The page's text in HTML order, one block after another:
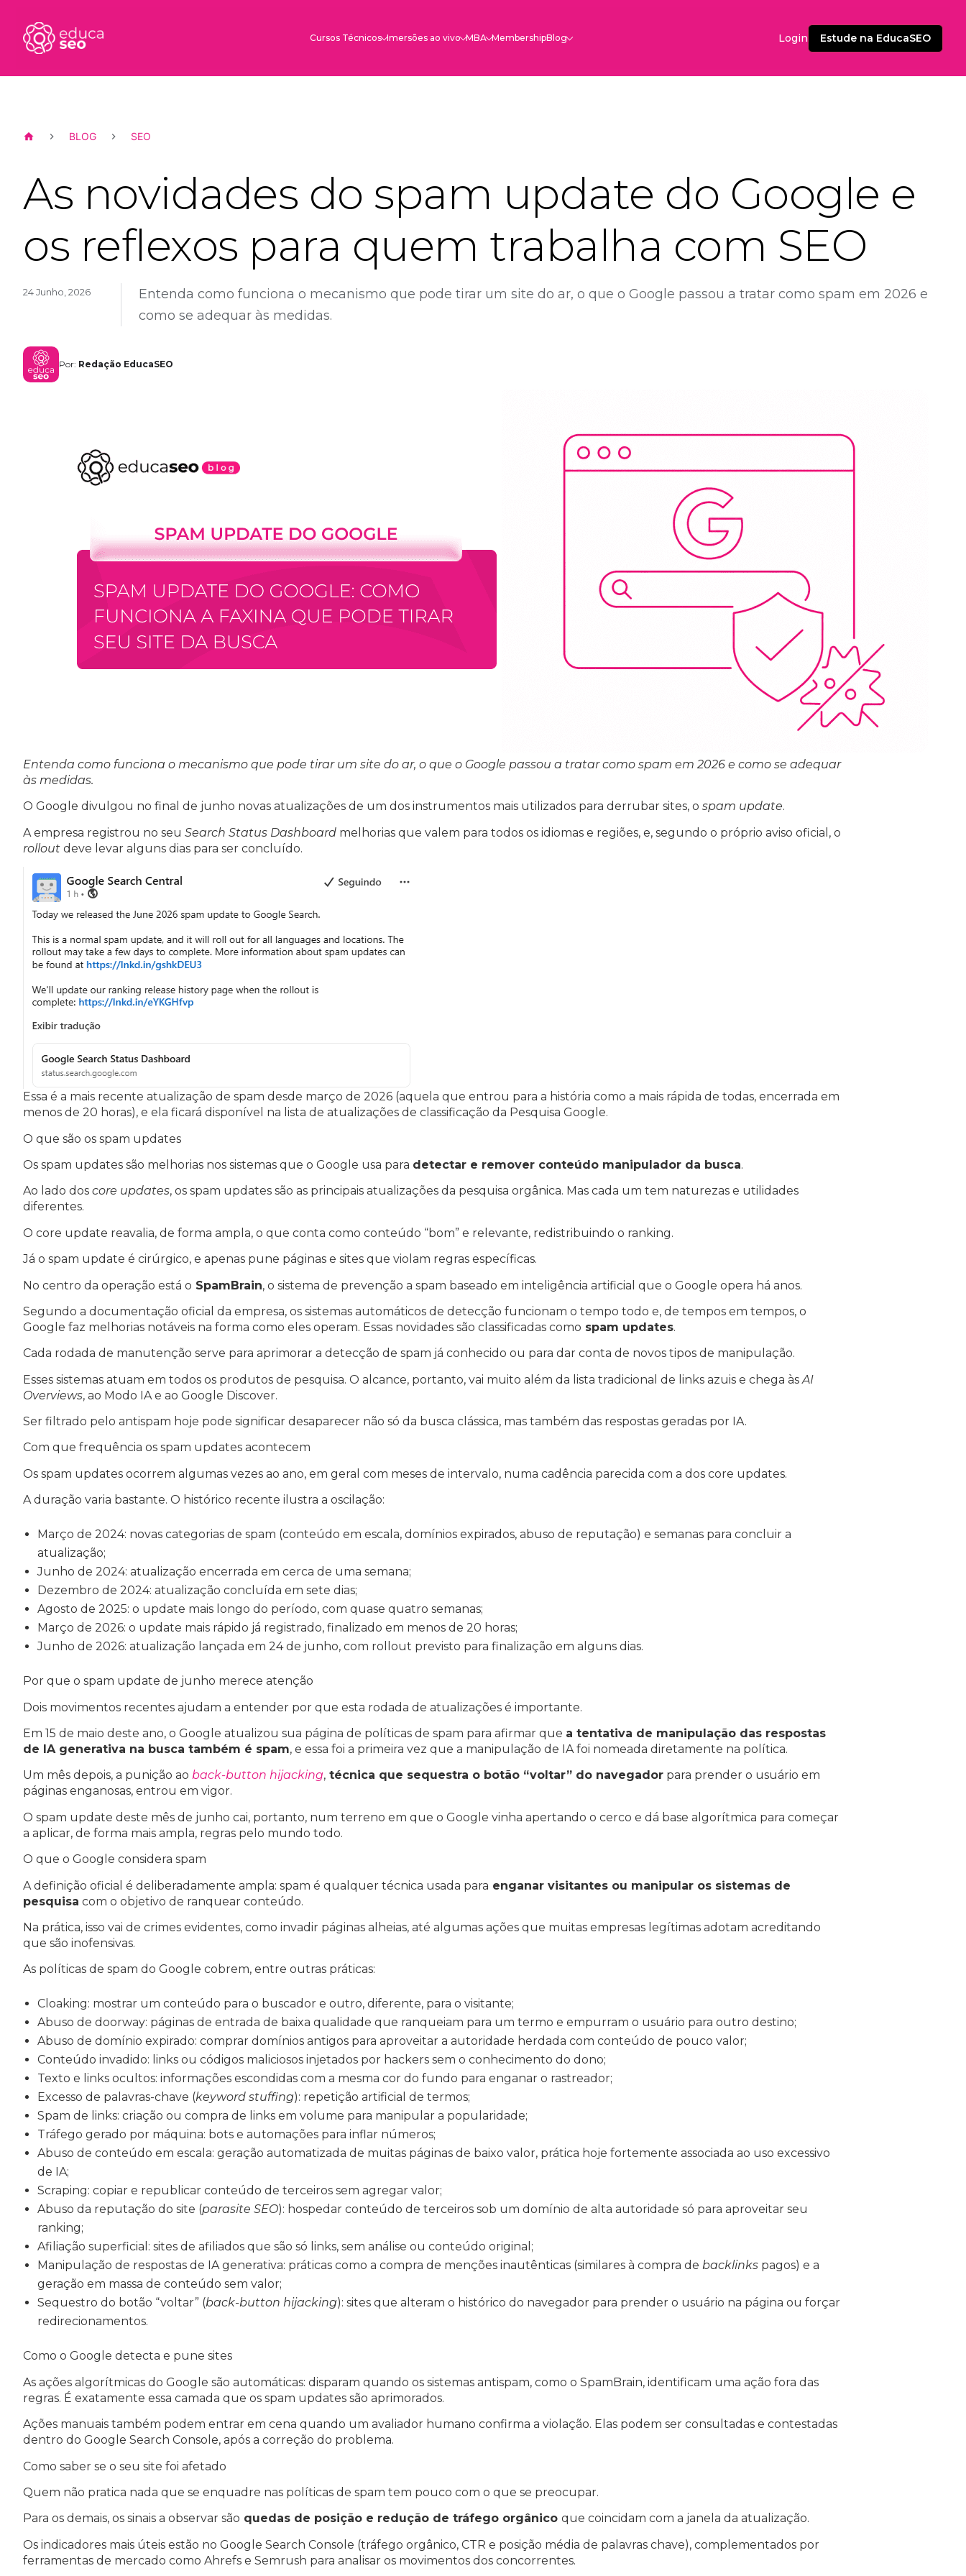
Cursos Técnicos Imersões ao vivo MBA MembershipBlog Estude na EducaSEO
Login
BLOG SEO
As novidades do spam update do Google e
os reflexos para quem trabalha com SEO
24 Junho, 2026
Entenda como funciona o mecanismo que pode tirar um site do ar, o que o Google passou a tratar como spam em 2026 e
como se adequar às medidas.
Por: Redação EducaSEO
Entenda como funciona o mecanismo que pode tirar um site do ar, o que o Google passou a tratar como spam em 2026 e como se adequar
às medidas.
O Google divulgou no final de junho novas atualizações de um dos instrumentos mais utilizados para derrubar sites, o spam update.
A empresa registrou no seu Search Status Dashboard melhorias que valem para todos os idiomas e regiões, e, segundo o próprio aviso oficial, o
rollout deve levar alguns dias para ser concluído.
Essa é a mais recente atualização de spam desde março de 2026 (aquela que entrou para a história como a mais rápida de todas, encerrada em
menos de 20 horas), e ela ficará disponível na lista de atualizações de classificação da Pesquisa Google.
O que são os spam updates
Os spam updates são melhorias nos sistemas que o Google usa para detectar e remover conteúdo manipulador da busca.
Ao lado dos core updates, os spam updates são as principais atualizações da pesquisa orgânica. Mas cada um tem naturezas e utilidades
diferentes.
O core update reavalia, de forma ampla, o que conta como conteúdo “bom” e relevante, redistribuindo o ranking.
Já o spam update é cirúrgico, e apenas pune páginas e sites que violam regras específicas.
No centro da operação está o SpamBrain, o sistema de prevenção a spam baseado em inteligência artificial que o Google opera há anos.
Segundo a documentação oficial da empresa, os sistemas automáticos de detecção funcionam o tempo todo e, de tempos em tempos, o
Google faz melhorias notáveis na forma como eles operam. Essas novidades são classificadas como spam updates.
Cada rodada de manutenção serve para aprimorar a detecção de spam já conhecido ou para dar conta de novos tipos de manipulação.
Esses sistemas atuam em todos os produtos de pesquisa. O alcance, portanto, vai muito além da lista tradicional de links azuis e chega às AI
Overviews, ao Modo IA e ao Google Discover.
Ser filtrado pelo antispam hoje pode significar desaparecer não só da busca clássica, mas também das respostas geradas por IA.
Com que frequência os spam updates acontecem
Os spam updates ocorrem algumas vezes ao ano, em geral com meses de intervalo, numa cadência parecida com a dos core updates.
A duração varia bastante. O histórico recente ilustra a oscilação:
Março de 2024: novas categorias de spam (conteúdo em escala, domínios expirados, abuso de reputação) e semanas para concluir a
atualização;
Junho de 2024: atualização encerrada em cerca de uma semana;
Dezembro de 2024: atualização concluída em sete dias;
Agosto de 2025: o update mais longo do período, com quase quatro semanas;
Março de 2026: o update mais rápido já registrado, finalizado em menos de 20 horas;
Junho de 2026: atualização lançada em 24 de junho, com rollout previsto para finalização em alguns dias.
Por que o spam update de junho merece atenção
Dois movimentos recentes ajudam a entender por que esta rodada de atualizações é importante.
Em 15 de maio deste ano, o Google atualizou sua página de políticas de spam para afirmar que a tentativa de manipulação das respostas
de IA generativa na busca também é spam, e essa foi a primeira vez que a manipulação de IA foi nomeada diretamente na política.
Um mês depois, a punição ao back-button hijacking, técnica que sequestra o botão “voltar” do navegador para prender o usuário em
páginas enganosas, entrou em vigor.
O spam update deste mês de junho cai, portanto, num terreno em que o Google vinha apertando o cerco e dá base algorítmica para começar
a aplicar, de forma mais ampla, regras pelo mundo todo.
O que o Google considera spam
A definição oficial é deliberadamente ampla: spam é qualquer técnica usada para enganar visitantes ou manipular os sistemas de
pesquisa com o objetivo de ranquear conteúdo.
Na prática, isso vai de crimes evidentes, como invadir páginas alheias, até algumas ações que muitas empresas legítimas adotam acreditando
que são inofensivas.
As políticas de spam do Google cobrem, entre outras práticas:
Cloaking: mostrar um conteúdo para o buscador e outro, diferente, para o visitante;
Abuso de doorway: páginas de entrada de baixa qualidade que ranqueiam para um termo e empurram o usuário para outro destino;
Abuso de domínio expirado: comprar domínios antigos para aproveitar a autoridade herdada com conteúdo de pouco valor;
Conteúdo invadido: links ou códigos maliciosos injetados por hackers sem o conhecimento do dono;
Texto e links ocultos: informações escondidas com a mesma cor do fundo para enganar o rastreador;
Excesso de palavras-chave (keyword stuffing): repetição artificial de termos;
Spam de links: criação ou compra de links em volume para manipular a popularidade;
Tráfego gerado por máquina: bots e automações para inflar números;
Abuso de conteúdo em escala: geração automatizada de muitas páginas de baixo valor, prática hoje fortemente associada ao uso excessivo
de IA;
Scraping: copiar e republicar conteúdo de terceiros sem agregar valor;
Abuso da reputação do site (parasite SEO): hospedar conteúdo de terceiros sob um domínio de alta autoridade só para aproveitar seu
ranking;
Afiliação superficial: sites de afiliados que são só links, sem análise ou conteúdo original;
Manipulação de respostas de IA generativa: práticas como a compra de menções inautênticas (similares à compra de backlinks pagos) e a
geração em massa de conteúdo sem valor;
Sequestro do botão “voltar” (back-button hijacking): sites que alteram o histórico do navegador para prender o usuário na página ou forçar
redirecionamentos.
Como o Google detecta e pune sites
As ações algorítmicas do Google são automáticas: disparam quando os sistemas antispam, como o SpamBrain, identificam uma ação fora das
regras. É exatamente essa camada que os spam updates são aprimorados.
Ações manuais também podem entrar em cena quando um avaliador humano confirma a violação. Elas podem ser consultadas e contestadas
dentro do Google Search Console, após a correção do problema.
Como saber se o seu site foi afetado
Quem não pratica nada que se enquadre nas políticas de spam tem pouco com o que se preocupar.
Para os demais, os sinais a observar são quedas de posição e redução de tráfego orgânico que coincidam com a janela da atualização.
Os indicadores mais úteis estão no Google Search Console (tráfego orgânico, CTR e posição média de palavras chave), complementados por
ferramentas de mercado como Ahrefs e Semrush para analisar os movimentos dos concorrentes.